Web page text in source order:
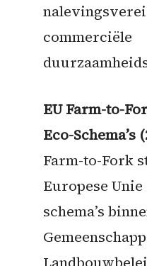
commerciële
EU Farm-to-
Eco-Schema’s
Farm-to-Fork
Europese Unie
schema’s